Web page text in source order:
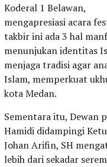
Koderal 1 Belawan,
mengapresiasi acara
takbir ini ada 3 hal
menunjukan identitas
menjaga tradisi agar
Islam, memperkuat
kota Medan.
Sementara itu, Dewan
Hamidi didampingi
Johan Arifin, SH
lebih dari sekadar